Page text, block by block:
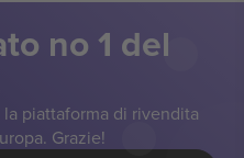
no 1 del
piattaforma di rivendita
Grazie!